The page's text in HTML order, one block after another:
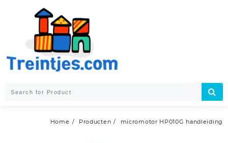
Home Producten micromotor HP010G handleiding